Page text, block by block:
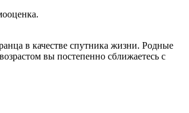
в качестве спутника жизни. Родные
вы постепенно сближаетесь с